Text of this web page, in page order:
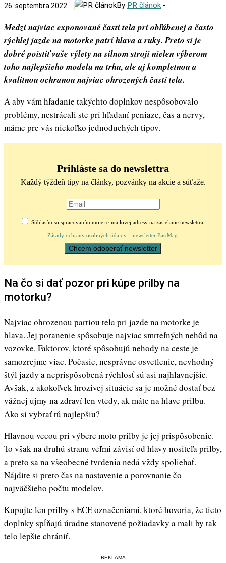
26. septembra 2022 By PR článok -
Medzi najviac exponované časti tela pri obľúbenej a často
rýchlej jazde na motorke patrí hlava a ruky. Preto si je
dobré poistiť vaše výlety na silnom stroji nielen výberom
toho najlepšieho modelu na trhu, ale aj kompletnou a
kvalitnou ochranou najviac ohrozených častí tela.
A aby vám hľadanie takýchto doplnkov nespôsobovalo
problémy, nestrácali ste pri hľadaní peniaze, čas a nervy,
máme pre vás niekoľko jednoduchých tipov.
Prihláste sa do newslettra
Každý týždeň tipy na články, pozvánky na akcie a súťaže.
Súhlasím so spracovaním mojej e-mailovej adresy na zasielanie newslettra -
Zásady ochrany osobných údajov – newsletter EastMag
Na čo si dať pozor pri kúpe prilby na
motorku?
Najviac ohrozenou partiou tela pri jazde na motorke je
hlava. Jej poranenie spôsobuje najviac smrteľných nehôd na
vozovke. Faktorov, ktoré spôsobujú nehody na ceste je
samozrejme viac. Počasie, nesprávne osvetlenie, nevhodný
štýl jazdy a neprispôsobená rýchlosť sú asi najhlavnejšie.
Avšak, z akokoľvek hrozivej situácie sa je možné dostať bez
vážnej ujmy na zdraví len vtedy, ak máte na hlave prilbu.
Ako si vybrať tú najlepšiu?
Hlavnou vecou pri výbere moto prilby je jej prispôsobenie.
To však na druhú stranu veľmi závisí od hlavy nositeľa prilby,
a preto sa na všeobecné tvrdenia nedá vždy spoliehať.
Nájdite si preto čas na nastavenie a porovnanie čo
najväčšieho počtu modelov.
Kupujte len prilby s ECE označeniami, ktoré hovoria, že tieto
doplnky spĺňajú úradne stanovené požiadavky a mali by tak
telo lepšie chrániť.
REKLAMA